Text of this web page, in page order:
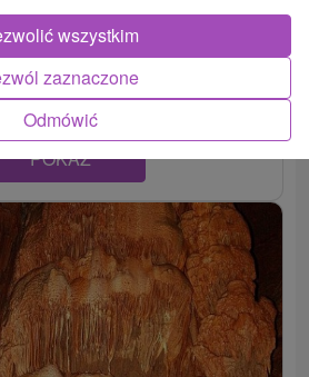
55 m Temperatura: od 8,8
znajduje się na zachodnim
POKAZ
Odmówić
zaznaczone
wszystkim